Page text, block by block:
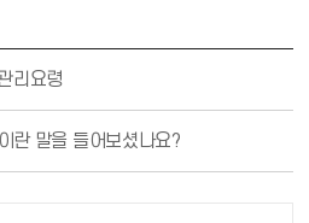
리요령
란 말을 들어보셨나요?